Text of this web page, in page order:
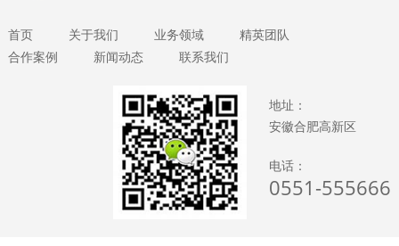
首页 关于我们 业务领域
精英团队
合作案例
新闻动态 联系我们
地址：
安徽合肥高新区
电话：
0551-555666